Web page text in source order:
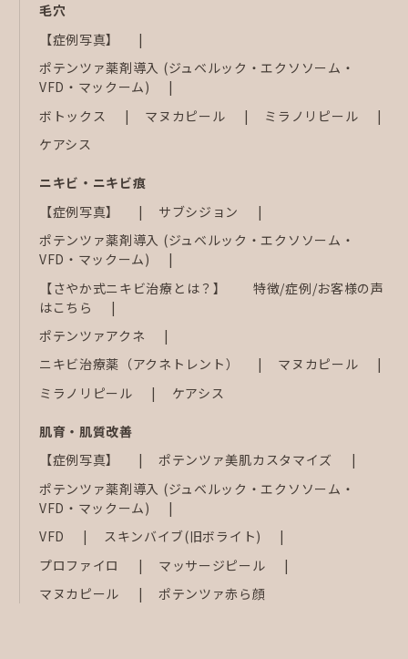
毛穴
【症例写真】
ポテンツァ薬剤導入 (ジュベルック・エクソソーム・
VFD・マックーム)
ボトックス
マヌカピール
ミラノリピール
ケアシス
ニキビ・ニキビ痕
【症例写真】
サブシジョン
ポテンツァ薬剤導入 (ジュベルック・エクソソーム・
VFD・マックーム)
【さやか式ニキビ治療とは？】 特徴/症例/お客様の声
はこちら
ポテンツァアクネ
ニキビ治療薬（アクネトレント）
マヌカピール
ミラノリピール
ケアシス
肌育・肌質改善
【症例写真】
ポテンツァ美肌カスタマイズ
ポテンツァ薬剤導入 (ジュベルック・エクソソーム・
VFD・マックーム)
VFD
スキンバイブ(旧ボライト)
プロファイロ
マッサージピール
マヌカピール
ポテンツァ赤ら顔